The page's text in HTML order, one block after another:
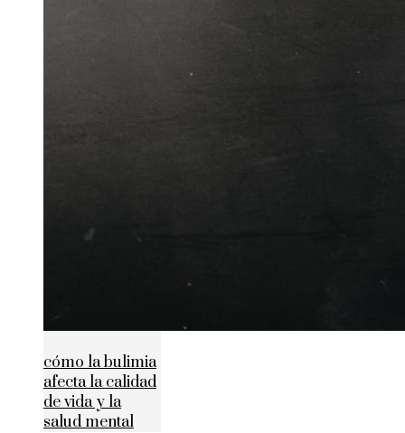
cómo la bulimia
afecta la calidad
de vida y la
salud mental